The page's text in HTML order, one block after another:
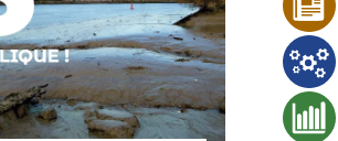
Cliquer ici